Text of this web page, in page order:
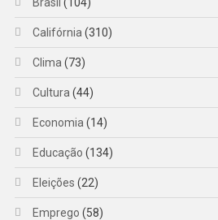
Califórnia (310)
Clima (73)
Cultura (44)
Economia (14)
Educação (134)
Eleições (22)
Emprego (58)